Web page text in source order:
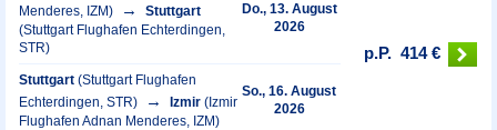
Menderes, IZM)
Stuttgart
(Stuttgart Flughafen Echterdingen,
STR)
Do., 13. August
2026
Stuttgart (Stuttgart Flughafen
Echterdingen, STR)
Izmir (Izmir
Flughafen Adnan Menderes, IZM)
So., 16. August
2026
p.P. 414 €